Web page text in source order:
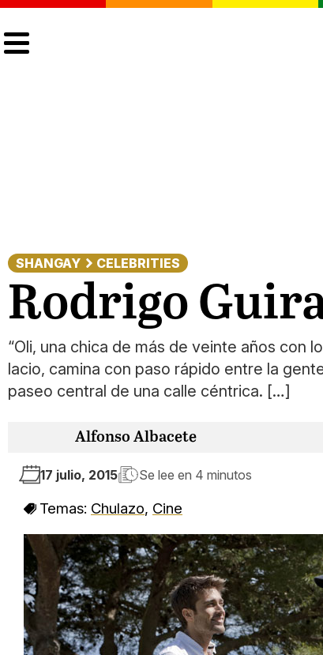
SHANGAY CELEBRITIES
Rodrigo
“Oli, una chica de más de veinte años con
lacio, camina con paso rápido entre la
paseo central de una calle céntrica. […]
Alfonso Albacete
17 julio, 2015 Se lee en 4 minutos
Temas: Chulazo, Cine